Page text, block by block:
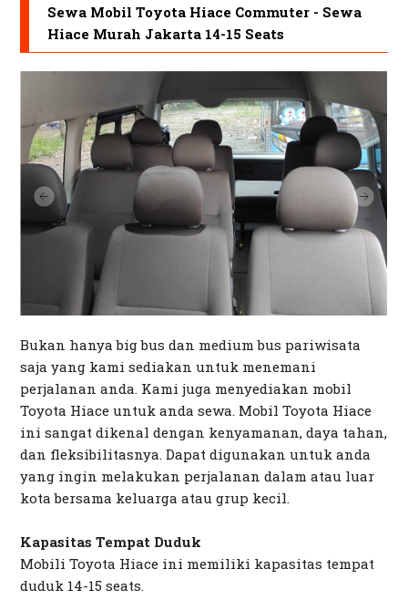
Sewa Mobil Toyota Hiace Commuter - Sewa
Hiace Murah Jakarta 14-15 Seats
Bukan hanya big bus dan medium bus pariwisata
saja yang kami sediakan untuk menemani
perjalanan anda. Kami juga menyediakan mobil
Toyota Hiace untuk anda sewa. Mobil Toyota Hiace
ini sangat dikenal dengan kenyamanan, daya tahan,
dan fleksibilitasnya. Dapat digunakan untuk anda
yang ingin melakukan perjalanan dalam atau luar
kota bersama keluarga atau grup kecil.
Kapasitas Tempat Duduk
Mobili Toyota Hiace ini memiliki kapasitas tempat
duduk 14-15 seats.